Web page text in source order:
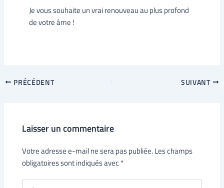
Je vous souhaite un vrai renouveau au plus profond
de votre âme !
PRÉCÉDENT SUIVANT
Laisser un commentaire
Votre adresse e-mail ne sera pas publiée.Les champs
obligatoires sont indiqués avec *